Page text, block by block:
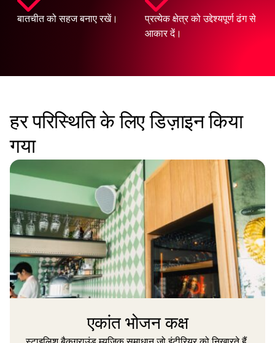
बातचीत को सहज बनाए रखें।
प्रत्येक क्षेत्र को उद्देश्यपूर्ण ढंग से
आकार दें।
हर परिस्थिति के लिए डिज़ाइन किया
गया
एकांत भोजन कक्ष